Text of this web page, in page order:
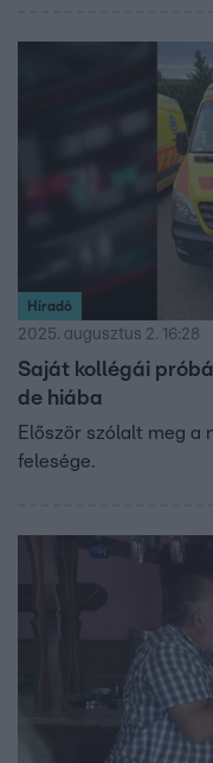
Híradó
2025. augusztus 2. 16:28
Saját kollégái
de hiába
Először szólalt meg a
felesége.